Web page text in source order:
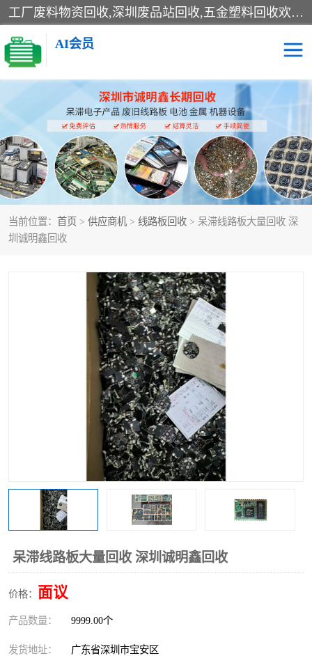
工厂废料物资回收,深圳废品站回收,五金塑料回收欢迎有金属、塑料、电子、电线、废旧设备、废铜、锡渣、线路板、镀银废料、废IC、电子零件、电子脚，等其他废旧物资的单位及个人联系洽谈。对提供息者我们可以提供优厚的业务提成（佣金）。
AI会员
当前位置： 首页 > 供应商机 > 线路板回收 > 呆滞线路板大量回收 深
圳诚明鑫回收
呆滞线路板大量回收 深圳诚明鑫回收
价格： 面议
产品数量： 9999.00个
发货地址： 广东省深圳市宝安区
线路板回收 电子回收
电子产品回收 电池回收
金属回收 机器设备回收